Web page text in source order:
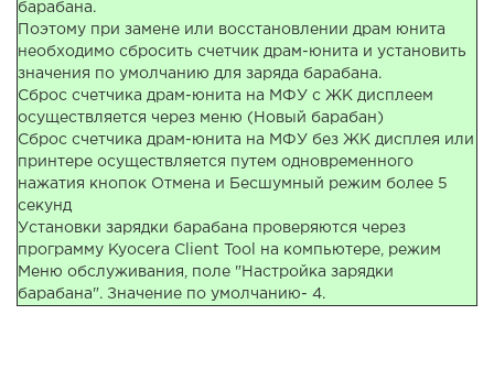
барабана.
Поэтому при замене или восстановлении драм юнита
необходимо сбросить счетчик драм-юнита и установить
значения по умолчанию для заряда барабана.
Сброс счетчика драм-юнита на МФУ с ЖК дисплеем
осуществляется через меню (Новый барабан)
Сброс счетчика драм-юнита на МФУ без ЖК дисплея или
принтере осуществляется путем одновременного
нажатия кнопок Отмена и Бесшумный режим более 5
секунд
Установки зарядки барабана проверяются через
программу Kyocera Client Tool на компьютере, режим
Меню обслуживания, поле "Настройка зарядки
барабана". Значение по умолчанию- 4.